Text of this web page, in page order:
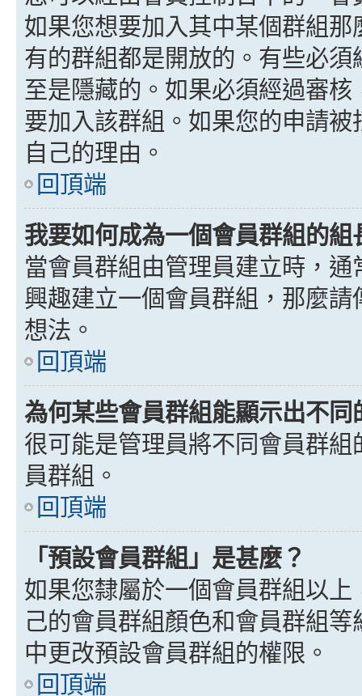
如果您想要加入其中某個群組
有的群組都是開放的。有些必
至是隱藏的。如果必須經過審
要加入該群組。如果您的申請
自己的理由。
回頂端
我要如何成為一個會員群組的組
當會員群組由管理員建立時，
興趣建立一個會員群組，那麼
想法。
回頂端
為何某些會員群組能顯示出不同
很可能是管理員將不同會員群
員群組。
回頂端
「預設會員群組」是甚麼？
如果您隸屬於一個會員群組以
己的會員群組顏色和會員群組
中更改預設會員群組的權限。
回頂端